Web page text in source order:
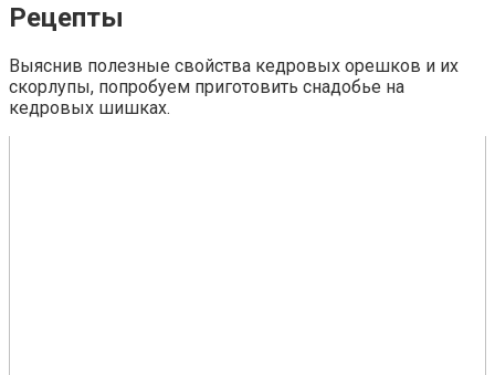
Рецепты
Выяснив полезные свойства кедровых орешков и их
скорлупы, попробуем приготовить снадобье на
кедровых шишках.